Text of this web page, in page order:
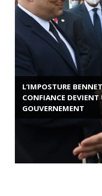
L’IMPOSTURE
CONFIANCE DEVIENT
GOUVERNEMENT
ROSE VALLAND,